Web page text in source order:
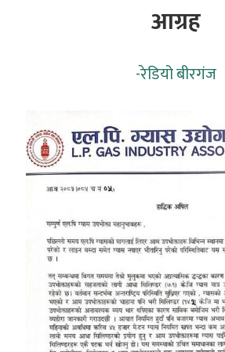
आग्रह
-रेडियो बीरगंज